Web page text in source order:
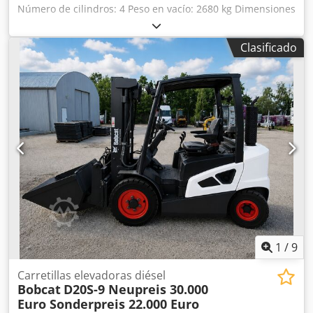
Número de cilindros: 4 Peso en vacío: 2680 kg Dimensiones
(largo x ancho x alto): 337 x 172 x 197 cm Sistema de
cambio rápido: sí Peso propio: 2680 kg Dimensiones de
transporte: 3378 x 1727 x 1972 mm Marca y modelo del
motor: Kubota V2403 Potencia: 36,5 kW / 48,9 CV Cilindros:
4 Tamaño de los neumáticos: ruedas delanteras y traseras:
30x10-16 Ancho de la pala: 1730 mm Equipamiento:
sistema de cambio rápido mecánico Dcedpfxjzrv Ule Abzok
Función adicional: Sin certificación ni registro CE Sin
documentación
Clasificado
1 /9
Carretillas elevadoras diésel
Bobcat D20S-9 Neupreis 30.000
Euro Sonderpreis 22.000 Euro